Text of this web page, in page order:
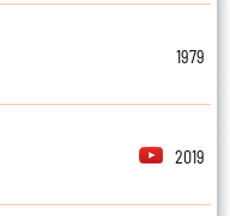
1979
2019